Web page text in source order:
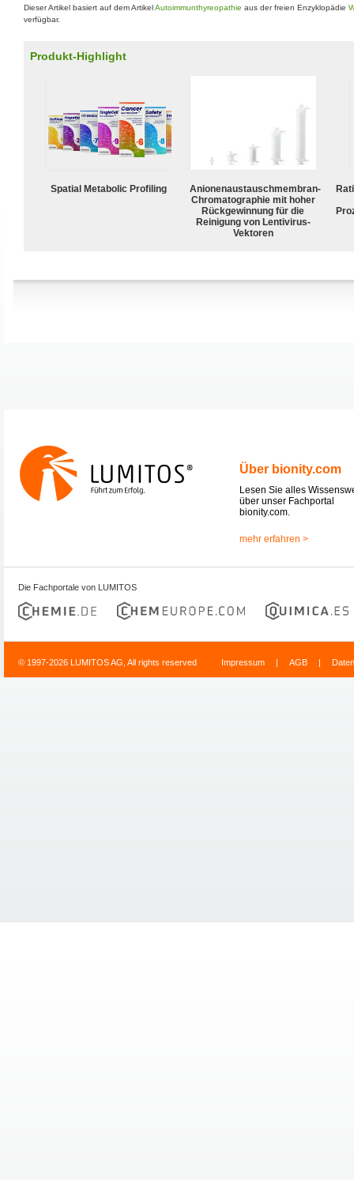
Dieser Artikel basiert auf dem ArtikelAutoimmunthyreopathie aus der freien Enzyklopädie
verfügbar.
Produkt-Highlight
Spatial Metabolic Profiling
Anionenaustauschmembran-
Chromatographie mit hoher
Rückgewinnung für die
Reinigung von Lentivirus-
Vektoren
Über bionity.com
Lesen Sie alles
über unser Fachportal
bionity.com.
mehr erfahren >
Die Fachportale von LUMITOS
© 1997-2026 LUMITOS AG, All rights reserved Impressum | AGB |